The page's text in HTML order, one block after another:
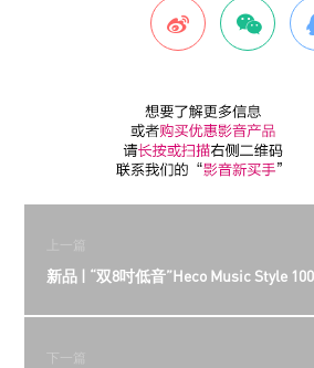
上一篇
新品 | “双8吋低音”Heco Music Style
下一篇